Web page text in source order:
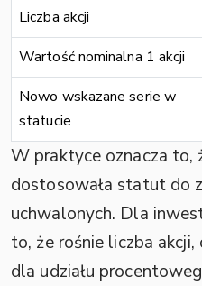
Liczba akcji
Wartość nominalna 1 akcji
Nowo wskazane serie w
statucie
W praktyce oznacza to,
dostosowała statut do
uchwalonych. Dla
to, że rośnie liczba
dla udziału